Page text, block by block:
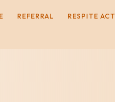
REFERRAL
RESPITE